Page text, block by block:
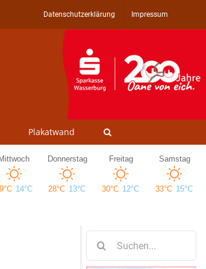
Datenschutzerklärung Impressum
Plakatwand
nach: